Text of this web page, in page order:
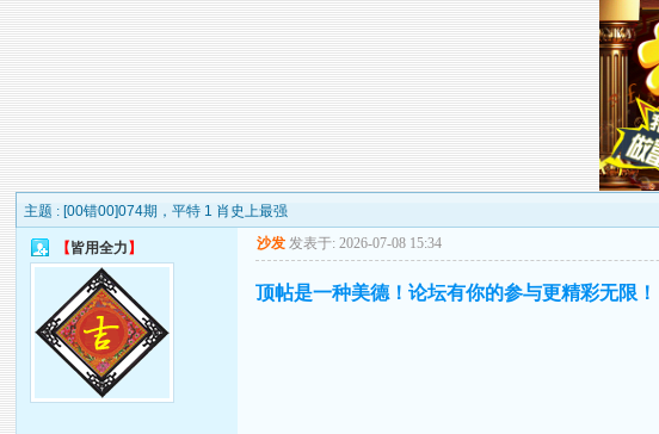
主题 : [00错00]074期，平特 1 肖史上最强
【皆用全力 】 沙发 发表于: 2026-07-08 15:34
顶帖是一种美德！论坛有你的参与更精彩无限！